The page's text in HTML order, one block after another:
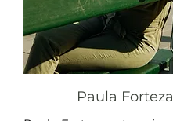
Paula Forteza